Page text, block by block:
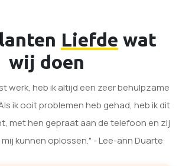
Liefde wat
wij doen
werk, heb ik altijd een zeer behulpzame
ik ooit problemen heb gehad, heb ik dit
met hen gepraat aan de telefoon en zij
kunnen oplossen." - Lee-ann Duarte